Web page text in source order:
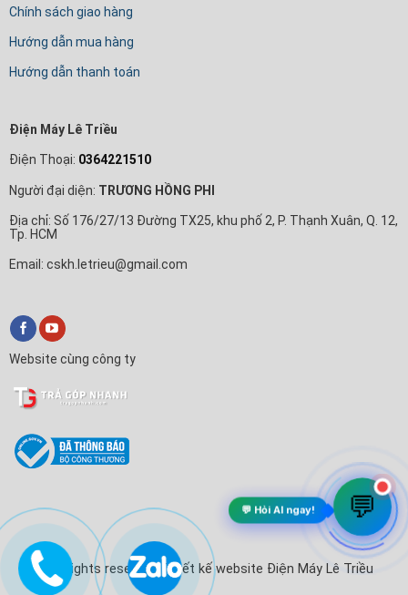
Chính sách giao hàng
Hướng dẫn mua hàng
Hướng dẫn thanh toán
Điện Máy Lê Triều
Điện Thoại: 0364221510
Người đại diện: TRƯƠNG HỒNG PHI
Địa chỉ: Số 176/27/13 Đường TX25, khu phố 2, P. Thạnh Xuân, Q. 12,
Tp. HCM
Email: cskh.letrieu@gmail.com
Website cùng công ty
© All rights reserved. Thiết kế website Điện Máy Lê Triều
💬
💬 Hỏi AI ngay!